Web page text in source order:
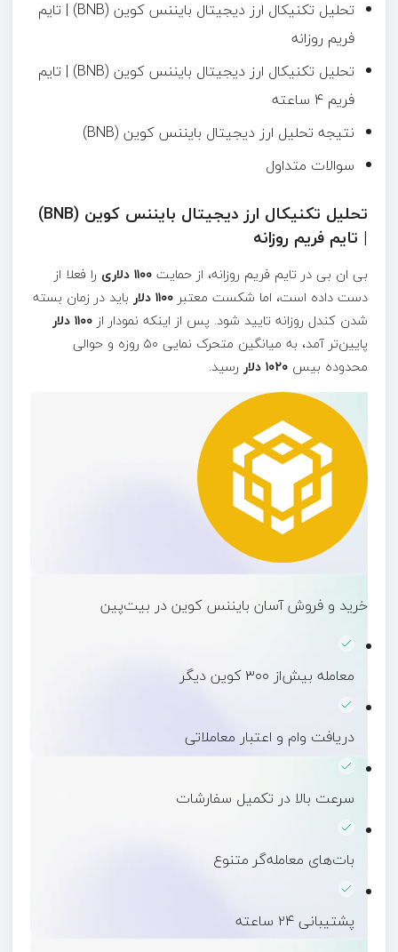
تحلیل تکنیکال ارز دیجیتال بایننس کوین (BNB) | تایم
فریم روزانه
تحلیل تکنیکال ارز دیجیتال بایننس کوین (BNB) | تایم
فریم ۴ ساعته
نتیجه تحلیل ارز دیجیتال بایننس کوین (BNB)
سوالات متداول
تحلیل تکنیکال ارز دیجیتال بایننس کوین (BNB)
| تایم فریم روزانه
بی ان بی در تایم فریم روزانه، از حمایت
را فعلا از
دست داده است، اما شکست معتبر ۱۱۰۰ دلار
باید در زمان بسته
شدن کندل روزانه تایید شود. پس از اینکه نمودار از ۱۱۰۰ دلار
پایین‌تر آمد، به میانگین متحرک نمایی ۵۰ روزه و حوالی
محدوده بیس ۱۰۲۰ دلار رسید.
خرید و فروش آسان بایننس کوین در بیت‌پین
معامله بیش‌از ۳۰۰ کوین دیگر
دریافت وام و اعتبار معاملاتی
سرعت بالا در تکمیل سفارشات
بات‌های معامله‌گر متنوع
پشتیبانی ۲۴ ساعته